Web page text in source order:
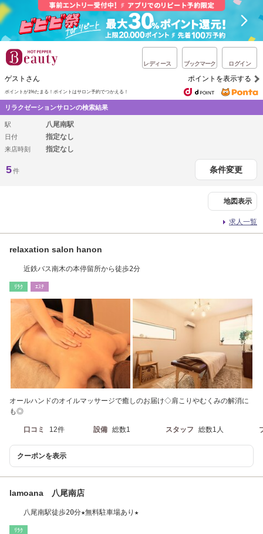
レディース ブックマーク ログイン
ゲストさん ポイントを表示する
ポイントが1%たまる！ ポイントはサロン予約でつかえる！
リラクゼーションサロンの検索結果
駅 八尾南駅
日付 指定なし
来店時刻 指定なし
5件 条件変更
地図表示
求人一覧
relaxation salon hanon
近鉄バス南木の本停留所から徒歩2分
ﾘﾗｸ ｴｽﾃ
オールハンドのオイルマッサージで癒しのお届け◇肩こりやむくみの解消に
も◎
口コミ 12件 設備 総数1 スタッフ 総数1人
クーポンを表示
lamoana 八尾南店
八尾南駅徒歩20分★無料駐車場あり★
ﾘﾗｸ